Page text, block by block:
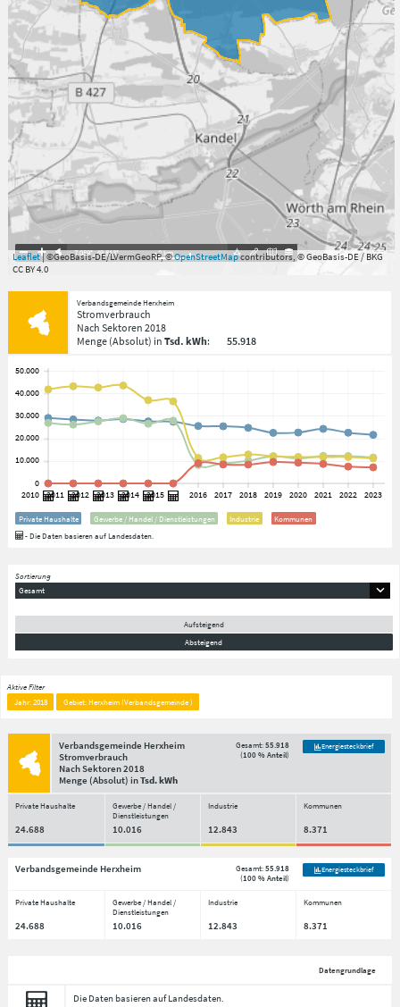
7.059°,49.813° 2km
Leaflet| ©GeoBasis-DE/LVermGeoRP, ©OpenStreetMapcontributors, © GeoBasis-DE / BKG
CC BY 4.0
Verbandsgemeinde Herxheim
Stromverbrauch
Nach Sektoren 2018
Menge(Absolut) in Tsd. kWh: 55.918
Private Haushalte Gewerbe / Handel / Dienstleistungen Industrie
Kommunen
- Die Daten basieren auf Landesdaten.
Sortierung
Gesamt
Aufsteigend
Absteigend
Aktive Filter
Jahr: 2018
Gebiet: Herxheim (Verbandsgemeinde )
Verbandsgemeinde Herxheim
Stromverbrauch
Nach Sektoren2018
Menge(Absolut) inTsd. kWh
Gesamt:55.918
(100 % Anteil)
Energiesteckbrief
Private Haushalte
Gewerbe / Handel /
Dienstleistungen
Industrie Kommunen
24.688 10.016 12.843 8.371
Verbandsgemeinde Herxheim Gesamt:55.918
(100 % Anteil)
Energiesteckbrief
Private Haushalte
Gewerbe / Handel /
Dienstleistungen
Industrie Kommunen
24.688 10.016 12.843 8.371
Datengrundlage
Die Daten basieren auf Landesdaten.